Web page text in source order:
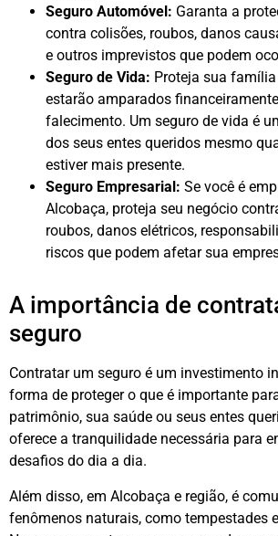
Seguro Automóvel: Garanta a
contra colisões, roubos, danos
e outros imprevistos que podem
Seguro de Vida: Proteja sua
estarão amparados
falecimento. Um seguro de vida é
dos seus entes queridos mesmo
estiver mais presente.
Seguro Empresarial: Se você é
Alcobaça, proteja seu negócio
roubos, danos elétricos,
riscos que podem afetar sua
A importância de
seguro
Contratar um seguro é um investimento
forma de proteger o que é importante
patrimônio, sua saúde ou seus entes
oferece a tranquilidade necessária para
desafios do dia a dia.
Além disso, em Alcobaça e região, é
fenômenos naturais, como tempestades